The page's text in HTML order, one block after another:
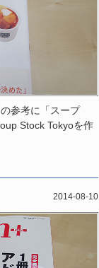
参考に「スープ
Stock Tokyoを作
2014-08-10